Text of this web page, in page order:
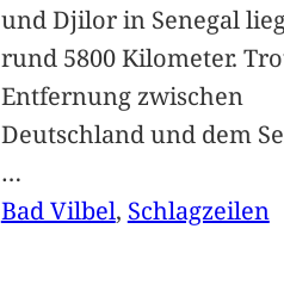
und Djilor in Senegal
rund 5800 Kilometer.
Entfernung zwischen
Deutschland und dem
…
Bad Vilbel, Schlagzeilen